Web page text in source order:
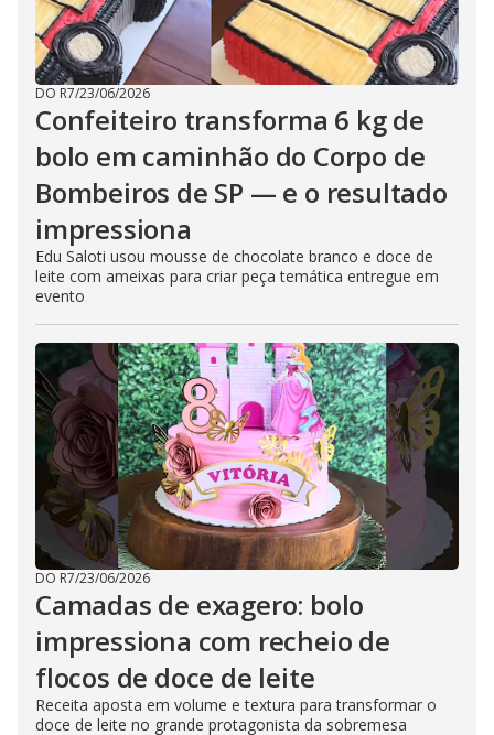
DO R7/23/06/2026
Confeiteiro transforma 6 kg de
bolo em caminhão do Corpo de
Bombeiros de SP — e o resultado
impressiona
Edu Saloti usou mousse de chocolate branco e doce de
leite com ameixas para criar peça temática entregue em
evento
DO R7/23/06/2026
Camadas de exagero: bolo
impressiona com recheio de
flocos de doce de leite
Receita aposta em volume e textura para transformar o
doce de leite no grande protagonista da sobremesa